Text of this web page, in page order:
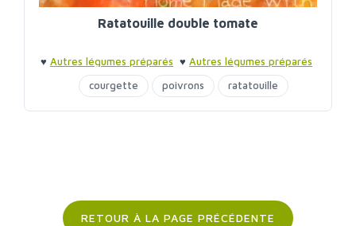
Ratatouille double tomate
♥ Autres légumes préparés ♥ Autres légumes préparés
courgette
poivrons ratatouille
RETOUR À LA PAGE PRÉCÉDENTE